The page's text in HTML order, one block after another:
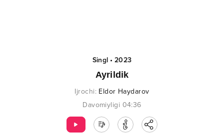
Singl•2023
Ayrildik
Ijrochi: Eldor Haydarov
Davomiyligi 04:36